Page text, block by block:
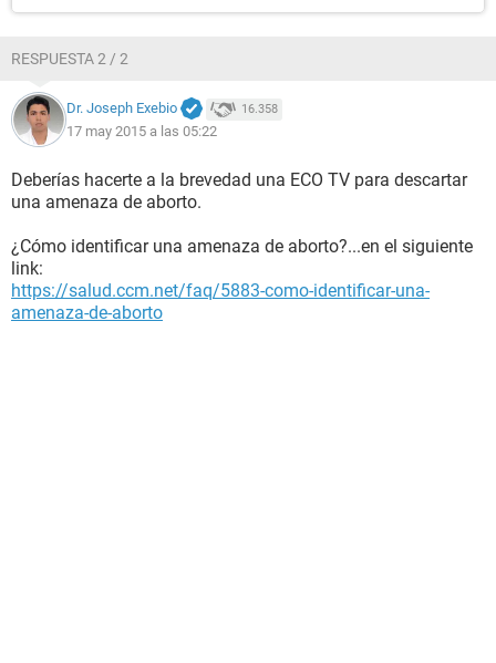
RESPUESTA 2 / 2
Dr. Joseph Exebio 16.358
17 may 2015 a las 05:22
Deberías hacerte a la brevedad una ECO TV para descartar
una amenaza de aborto.
¿Cómo identificar una amenaza de aborto?...en el siguiente
link:
https://salud.ccm.net/faq/5883-como-identificar-una-
amenaza-de-aborto